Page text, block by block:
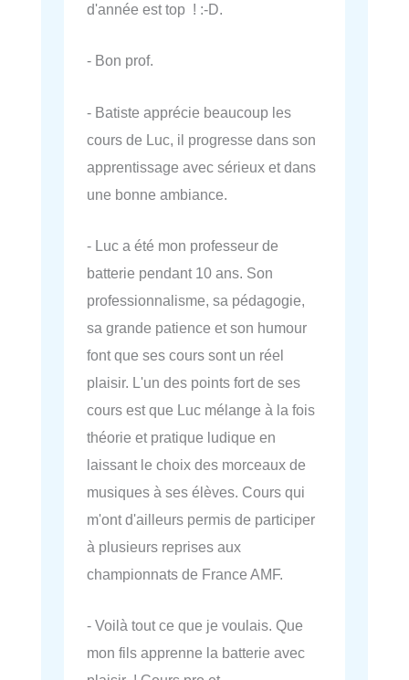
d'année est top ! :-D.
- Bon prof.
- Batiste apprécie beaucoup les
cours de Luc, il progresse dans son
apprentissage avec sérieux et dans
une bonne ambiance.
- Luc a été mon professeur de
batterie pendant 10 ans. Son
professionnalisme, sa pédagogie,
sa grande patience et son humour
font que ses cours sont un réel
plaisir. L'un des points fort de ses
cours est que Luc mélange à la fois
théorie et pratique ludique en
laissant le choix des morceaux de
musiques à ses élèves. Cours qui
m'ont d'ailleurs permis de participer
à plusieurs reprises aux
championnats de France AMF.
- Voilà tout ce que je voulais. Que
mon fils apprenne la batterie avec